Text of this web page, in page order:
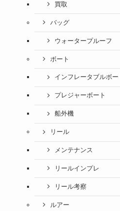
買取
バッグ
ウォータープルーフ
ボート
インフレータブルボー
プレジャーボート
船外機
リール
メンテナンス
リールインプレ
リール考察
ルアー